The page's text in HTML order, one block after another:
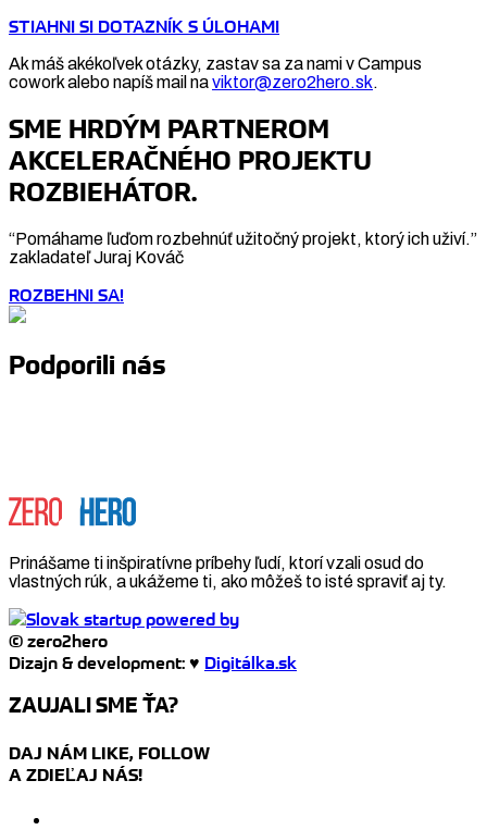
STIAHNI SI DOTAZNÍK S ÚLOHAMI
Ak máš akékoľvek otázky, zastav sa za nami v Campus
cowork alebo napíš mail naviktor@zero2hero.sk.
SME HRDÝM PARTNEROM
AKCELERAČNÉHO PROJEKTU
ROZBIEHÁTOR.
“Pomáhame ľuďom rozbehnúť užitočný projekt, ktorý ich uživí.”
zakladateľ Juraj Kováč
ROZBEHNI SA!
Podporili nás
Prinášame ti inšpiratívne príbehy ľudí, ktorí vzali osud do
vlastných rúk, a ukážeme ti, ako môžeš to isté spraviť aj ty.
© zero2hero
Dizajn & development: ♥ Digitálka.sk
ZAUJALI SME ŤA?
DAJ NÁM LIKE, FOLLOW
A ZDIEĽAJ NÁS!